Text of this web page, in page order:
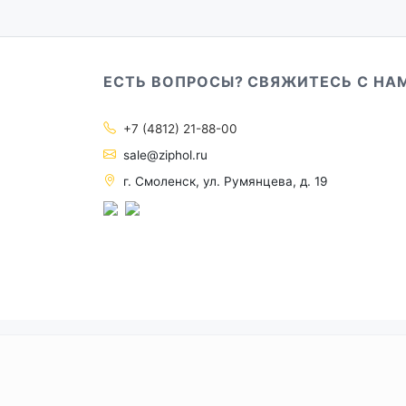
ЕСТЬ ВОПРОСЫ? СВЯЖИТЕСЬ С
+7 (4812) 21-88-00
sale@ziphol.ru
г. Смоленск, ул. Румянцева, д. 19